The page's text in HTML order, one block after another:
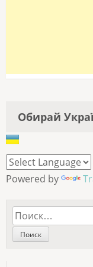
Обирай
Powered by
Найти: